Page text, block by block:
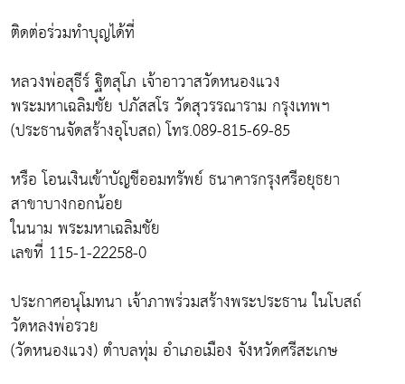
ติดต่อร่วมทำบุญได้ที่
หลวงพ่อสุธีร์ ฐิตสุโภ เจ้าอาวาสวัดหนองแวง
พระมหาเฉลิมชัย ปภัสสโร วัดสุวรรณาราม กรุงเทพฯ
(ประธานจัดสร้างอุโบสถ) โทร.089-815-69-85
หรือ โอนเงินเข้าบัญชีออมทรัพย์ ธนาคารกรุงศรีอยุธยา
สาขาบางกอกน้อย
ในนาม พระมหาเฉลิมชัย
เลขที่ 115-1-22258-0
ประกาศอนุโมทนา เจ้าภาพร่วมสร้างพระประธาน ในโบสถ์
วัดหลงพ่อรวย
(วัดหนองแวง) ตำบลทุ่ม อำเภอเมือง จังหวัดศรีสะเกษ